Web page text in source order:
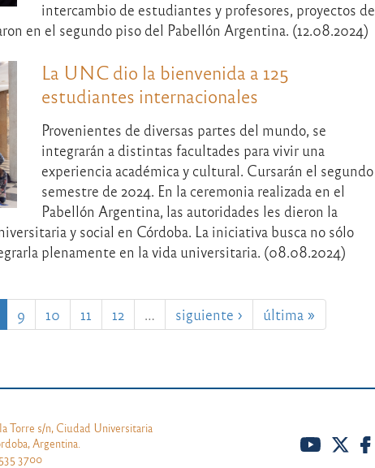
intercambio de estudiantes y profesores, proyectos de
en el segundo piso del Pabellón Argentina. (12.08.2024)
La UNC dio la bienvenida a 125
estudiantes internacionales
Provenientes de diversas partes del mundo, se
integrarán a distintas facultades para vivir una
experiencia académica y cultural. Cursarán el segundo
semestre de 2024. En la ceremonia realizada en el
Pabellón Argentina, las autoridades les dieron la
y social en Córdoba. La iniciativa busca no sólo
plenamente en la vida universitaria. (08.08.2024)
9 10 11 12 … siguiente › última »
Torre s/n, Ciudad Universitaria
Argentina.
3700